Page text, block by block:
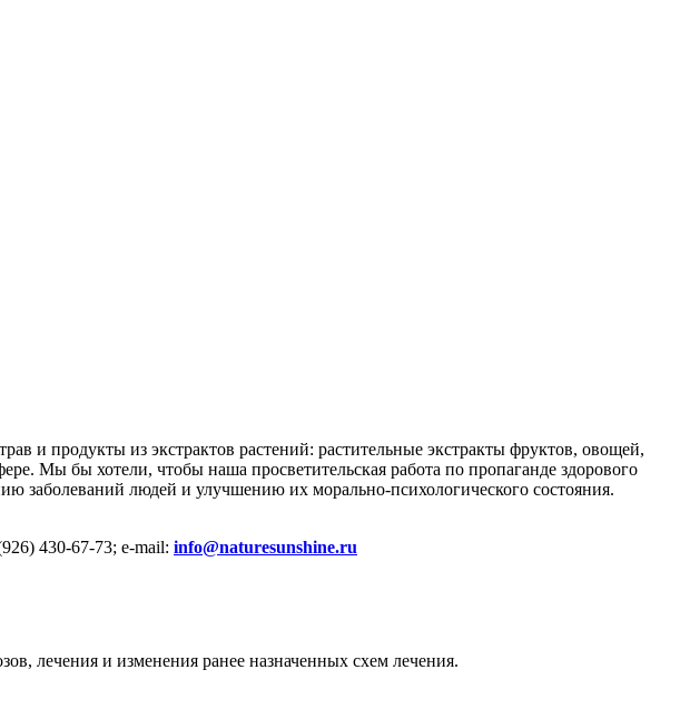
и продукты из экстрактов растений: растительные экстракты фруктов, овощей,
Мы бы хотели, чтобы наша просветительская работа по пропаганде здорового
заболеваний людей и улучшению их морально-психологического состояния.
430-67-73; e-mail: info@naturesunshine.ru
лечения и изменения ранее назначенных схем лечения.